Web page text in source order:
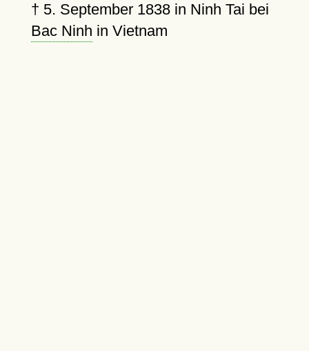
† 5. September 1838in Ninh Tai bei
Bac Ninh in Vietnam